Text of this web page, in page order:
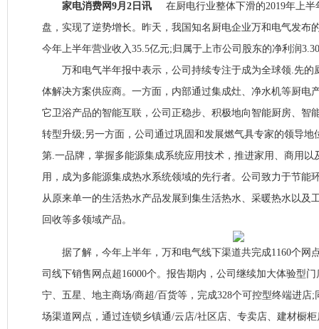
家电消费网9月2日讯 在厨电行业整体下滑的2019年上半
盘，实现了逆势增长。昨天，我国知名厨电企业万和电气发布
今年上半年营业收入35.5亿元;归属于上市公司股东的净利润
万和电气半年报中表示，公司持续专注于成为全球领.先的
体解决方案供应商。一方面，内部通过集成灶、净水机等厨电
它卫浴产品的智能互联，公司正稳步、积极地向智能厨房、智
转型升级;另一方面，公司通过巩固和发展燃气具专家的领导地
第.一品牌，掌握多能源集成系统应用技术，推进家用、商用以
用，成为多能源集成热水系统领域的先行者。公司致力于节能
从原来单一的生活热水产品发展到集生活热水、采暖热水以及
回收等多领域产品。
据了解，今年上半年，万和电气线下渠道共完成1160个网
司线下销售网点超16000个。报告期内，公司继续加大体验型
宁、五星、地主商场/商超/百货等，完成328个可控型终端进店
场渠道网点，通过连锁乡镇通/云店/社区店、专卖店、建材橱